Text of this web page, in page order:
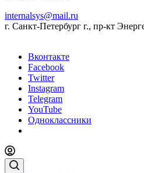
internalsys@mail.ru
г. Санкт-Петербург г., пр-кт
Вконтакте
Facebook
Twitter
Instagram
Telegram
YouTube
Одноклассники